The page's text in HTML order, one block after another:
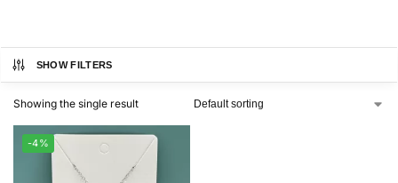
SHOW FILTERS
Showing the single result
-4%